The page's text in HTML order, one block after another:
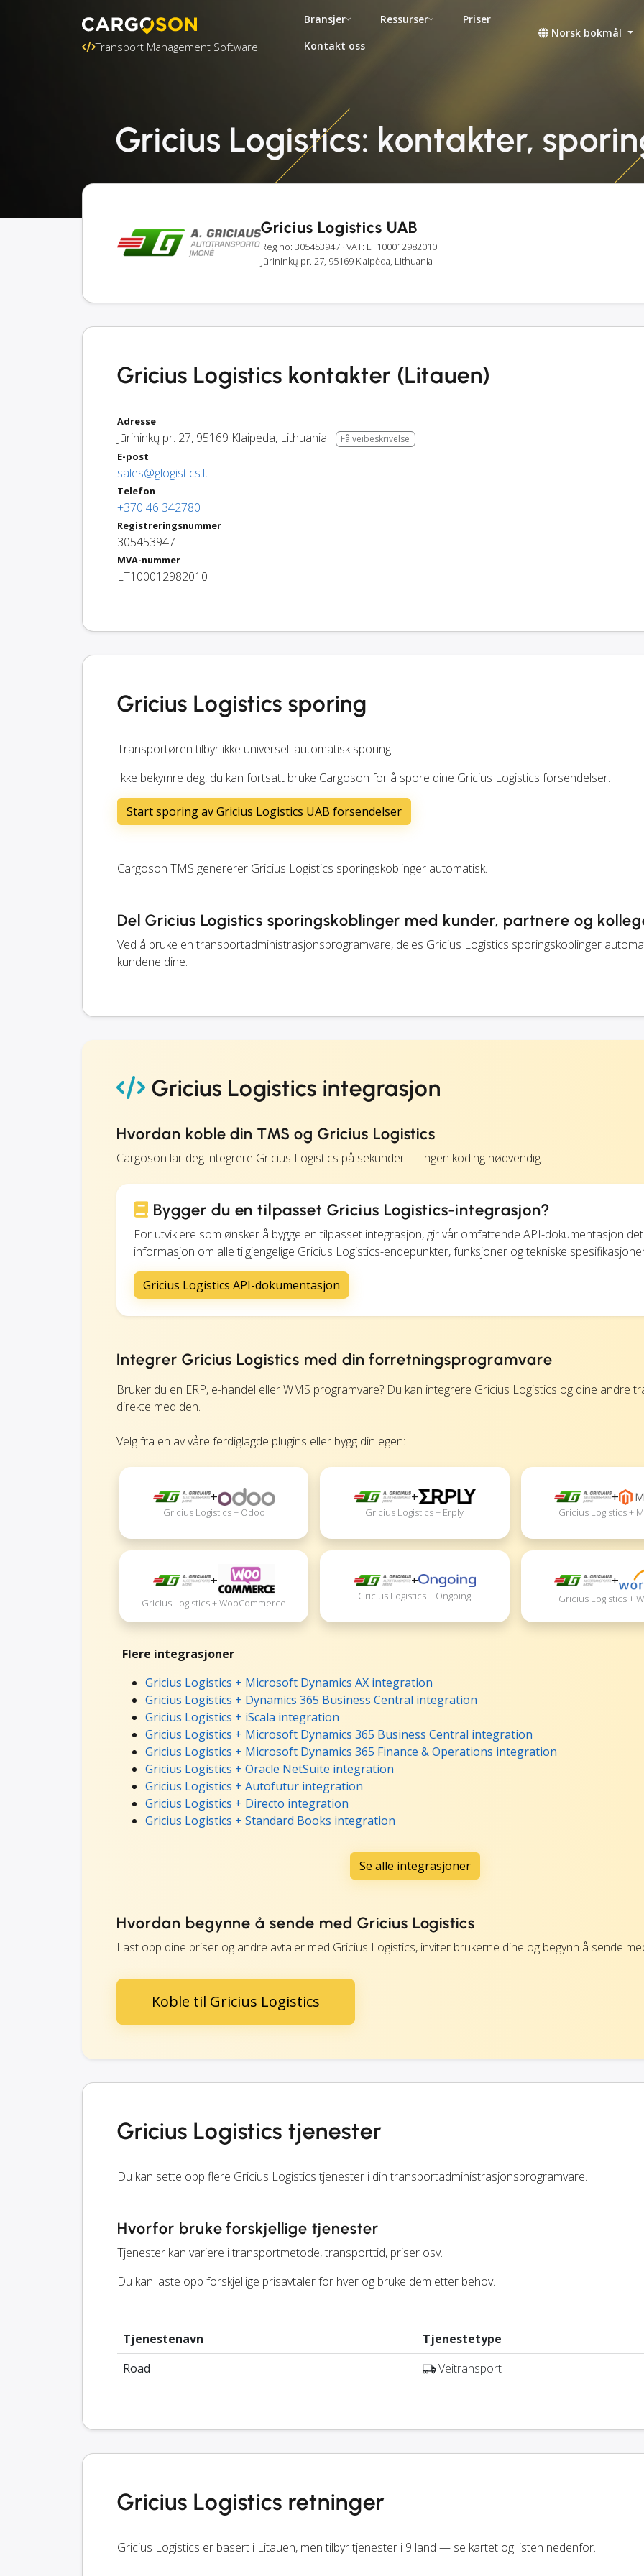
Transport Management Software
Bransjer Ressurser
Priser
Kontakt oss
Norsk bokmål
Gricius Logistics: kontakter,
Gricius Logistics UAB
Reg no: 305453947 · VAT: LT100012982010
Jūrininkų pr. 27, 95169 Klaipėda, Lithuania
Gricius Logistics kontakter (Litauen)
Adresse
Jūrininkų pr. 27, 95169 Klaipėda, Lithuania Få veibeskrivelse
E-post
sales@glogistics.lt
Telefon
+370 46 342780
Registreringsnummer
305453947
MVA-nummer
LT100012982010
Gricius Logistics sporing
Transportøren tilbyr ikke universell automatisk sporing.
Ikke bekymre deg, du kan fortsatt bruke Cargoson for å spore dine Gricius Logistics forsendelser.
Start sporing av Gricius Logistics UAB forsendelser
Cargoson TMS genererer Gricius Logistics sporingskoblinger automatisk.
Del Gricius Logistics sporingskoblinger med kunder, partnere og
Ved å bruke en transportadministrasjonsprogramvare, deles Gricius Logistics sporingskoblinger
kundene dine.
Gricius Logistics integrasjon
Hvordan koble din TMS og Gricius Logistics
Cargoson lar deg integrere Gricius Logistics på sekunder — ingen koding nødvendig.
Bygger du en tilpasset Gricius Logistics-integrasjon?
For utviklere som ønsker å bygge en tilpasset integrasjon, gir vår omfattende API-dokumentasjon
informasjon om alle tilgjengelige Gricius Logistics-endepunkter, funksjoner og tekniske
Gricius Logistics API-dokumentasjon
Integrer Gricius Logistics med din forretningsprogramvare
Bruker du en ERP, e-handel eller WMS programvare? Du kan integrere Gricius Logistics og dine andre
direkte med den.
Velg fra en av våre ferdiglagde plugins eller bygg din egen:
+
Gricius Logistics + Odoo
+
Gricius Logistics + Erply
+
Gricius Logistics +
+
Gricius Logistics + WooCommerce
+
Gricius Logistics + Ongoing
+
Gricius Logistics +
Flere integrasjoner
Gricius Logistics + Microsoft Dynamics AX integration
Gricius Logistics + Dynamics 365 Business Central integration
Gricius Logistics + iScala integration
Gricius Logistics + Microsoft Dynamics 365 Business Central integration
Gricius Logistics + Microsoft Dynamics 365 Finance & Operations integration
Gricius Logistics + Oracle NetSuite integration
Gricius Logistics + Autofutur integration
Gricius Logistics + Directo integration
Gricius Logistics + Standard Books integration
Se alle integrasjoner
Hvordan begynne å sende med Gricius Logistics
Last opp dine priser og andre avtaler med Gricius Logistics, inviter brukerne dine og begynn å sende
Koble til Gricius Logistics
Gricius Logistics tjenester
Du kan sette opp flere Gricius Logistics tjenester i din transportadministrasjonsprogramvare.
Hvorfor bruke forskjellige tjenester
Tjenester kan variere i transportmetode, transporttid, priser osv.
Du kan laste opp forskjellige prisavtaler for hver og bruke dem etter behov.
Tjenestenavn
Tjenestetype
Road
Veitransport
Gricius Logistics retninger
Gricius Logistics er basert i Litauen, men tilbyr tjenester i 9 land — se kartet og listen nedenfor.